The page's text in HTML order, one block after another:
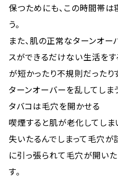
保つためにも、この時間帯は
う。
また、肌の正常なターンオー
スができるだけない生活を
が短かったり不規則だったり
ターンオーバーを乱してしま
タバコは毛穴を開かせる
喫煙すると肌が老化してしま
失いたるんでしまって毛穴が
に引っ張られて毛穴が開い
す。